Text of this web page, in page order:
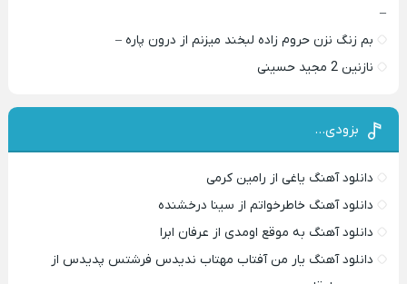
–
بم زنگ نزن حروم زاده لبخند میزنم از درون پاره –
نازنین 2 مجید حسینی
بزودی…
دانلود آهنگ یاغی از رامین کرمی
دانلود آهنگ خاطرخواتم از سینا درخشنده
دانلود آهنگ به موقع اومدی از عرفان ابرا
دانلود آهنگ یار من آفتاب مهتاب ندیدس فرشتس پدیدس از